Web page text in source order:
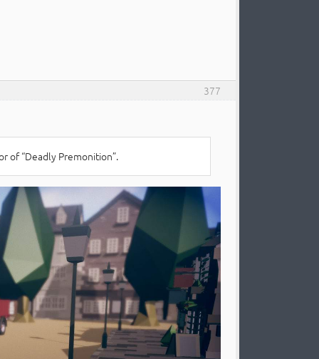
377
of “Deadly Premonition”.